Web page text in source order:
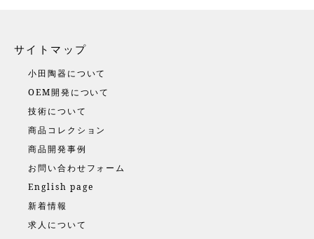
サイトマップ
小田陶器について
OEM開発について
技術について
商品コレクション
商品開発事例
お問い合わせフォーム
English page
新着情報
求人について